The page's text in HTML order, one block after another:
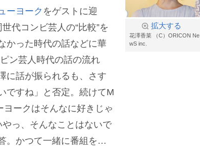
拡大する
花澤香菜 （C）ORICON Ne
wS inc.
ーヨーク をゲストに迎
代コンビ芸人の“比較”を
かった時代の話などに華
ン芸人時代の話の流れ
に話が振られるも、さす
ですね」と否定。続けてM
ークはそんなに好きじゃ
っ、そんなことはないで
。かつて一緒に番組を